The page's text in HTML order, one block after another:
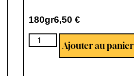
180gr6,50 €
Ajouter au panier